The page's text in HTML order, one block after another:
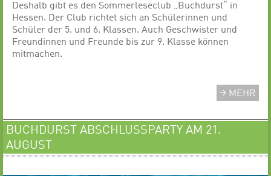
Deshalb gibt es den Sommerleseclub „Buchdurst“ in
Hessen. Der Club richtet sich an Schülerinnen und
Schüler der 5. und 6. Klassen. Auch Geschwister und
Freundinnen und Freunde bis zur 9. Klasse können
mitmachen.
MEHR
BUCHDURST ABSCHLUSSPARTY AM 21.
AUGUST